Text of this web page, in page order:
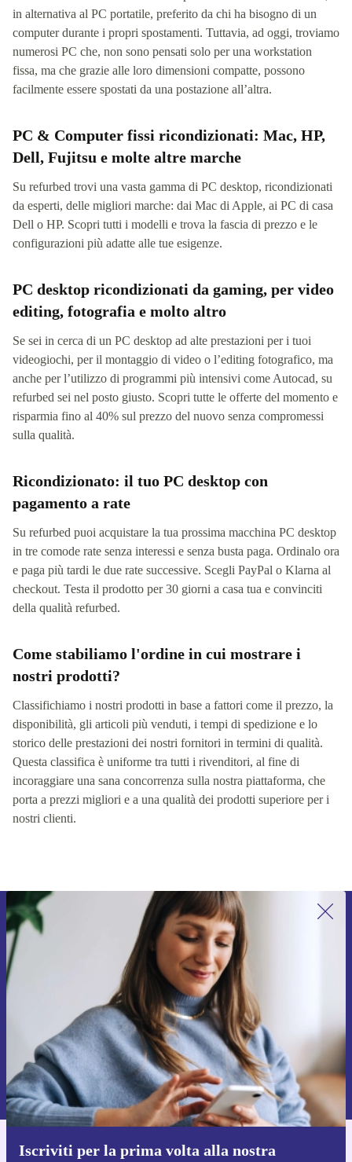
in alternativa al PC portatile, preferito da chi ha bisogno di un
computer durante i propri spostamenti. Tuttavia, ad oggi, troviamo
numerosi PC che, non sono pensati solo per una workstation
fissa, ma che grazie alle loro dimensioni compatte, possono
facilmente essere spostati da una postazione all’altra.
PC & Computer fissi ricondizionati: Mac, HP,
Dell, Fujitsu e molte altre marche
Su refurbed trovi una vasta gamma di PC desktop, ricondizionati
da esperti, delle migliori marche: dai Mac di Apple, ai PC di casa
Dell o HP. Scopri tutti i modelli e trova la fascia di prezzo e le
configurazioni più adatte alle tue esigenze.
PC desktop ricondizionati da gaming, per video
editing, fotografia e molto altro
Se sei in cerca di un PC desktop ad alte prestazioni per i tuoi
videogiochi, per il montaggio di video o l’editing fotografico, ma
anche per l’utilizzo di programmi più intensivi come Autocad, su
refurbed sei nel posto giusto. Scopri tutte le offerte del momento e
risparmia fino al 40% sul prezzo del nuovo senza compromessi
sulla qualità.
Ricondizionato: il tuo PC desktop con
pagamento a rate
Su refurbed puoi acquistare la tua prossima macchina PC desktop
in tre comode rate senza interessi e senza busta paga. Ordinalo ora
e paga più tardi le due rate successive. Scegli PayPal o Klarna al
checkout. Testa il prodotto per 30 giorni a casa tua e convinciti
della qualità refurbed.
Come stabiliamo l'ordine in cui mostrare i
nostri prodotti?
Classifichiamo i nostri prodotti in base a fattori come il prezzo, la
disponibilità, gli articoli più venduti, i tempi di spedizione e lo
storico delle prestazioni dei nostri fornitori in termini di qualità.
Questa classifica è uniforme tra tutti i rivenditori, al fine di
incoraggiare una sana concorrenza sulla nostra piattaforma, che
porta a prezzi migliori e a una qualità dei prodotti superiore per i
nostri clienti.
Iscriviti per la prima volta alla nostra
Iscriviti per la prima volta alla nostra
newsletter e ottieni 15€ di sconto!
Non farti più scappare le migliori offerte.
Richiedi codice sconto
Per maggiori informazioni sull’uso dei dati personali, visita la nostra
Normativa sulla privacy
Scarica l'app di refurbed